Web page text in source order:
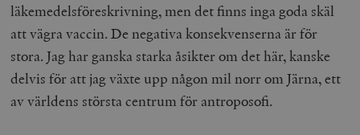
läkemedelsföreskrivning, men det finns inga goda skäl
att vägra vaccin. De negativa konsekvenserna är för
stora. Jag har ganska starka åsikter om det här, kanske
delvis för att jag växte upp någon mil norr om Järna, ett
av världens största centrum för antroposofi.